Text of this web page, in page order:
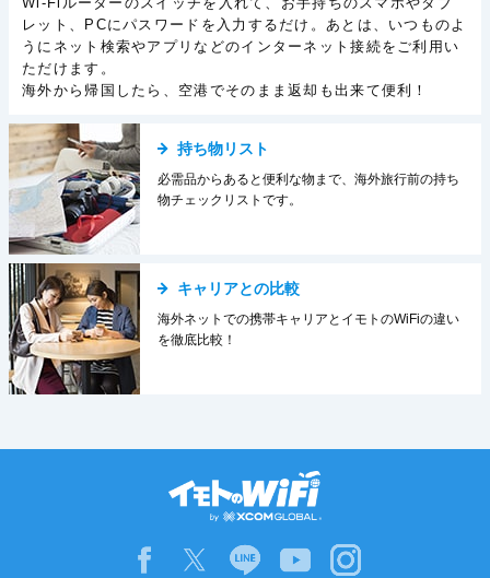
レット、PCにパスワードを入力するだけ。あとは、いつものよ
うにネット検索やアプリなどのインターネット接続をご利用い
ただけます。
海外から帰国したら、空港でそのまま返却も出来て便利！
持ち物リスト
必需品からあると便利な物まで、海外旅行前の持ち
物チェックリストです。
キャリアとの比較
海外ネットでの携帯キャリアとイモトのWiFiの違い
を徹底比較！